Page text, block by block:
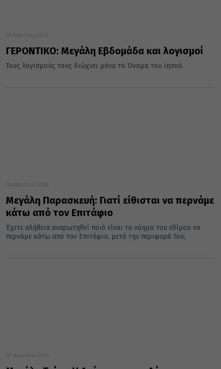
10 Απριλίου 2026
ΓΕΡΟΝΤΙΚΟ: Μεγάλη Εβδομάδα και λογισμοί
Τους λογισμούς τους διώχνει μόνο το Όνομα του Ιησού.
10 Απριλίου 2026
Μεγάλη Παρασκευή: Γιατί είθισται να περνάμε
κάτω από τον Επιτάφιο
Έχετε αλήθεια αναρωτηθεί ποιό είναι το νόημα του εθίμου να
περνάμε κάτω από τον Επιτάφιο, μετά την περιφορά Του;
07 Απριλίου 2026